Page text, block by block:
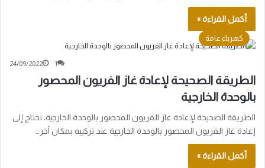
أكمل القراءة »
كهرباء عامة
24/09/2022 1
الطريقة الصحيحة لإعادة غاز الفريون المحصور
بالوحدة الخارجية
الطريقة الصحيحة لإعادة غاز الفريون المحصور بالوحدة الخارجية، نحتاج إلى
إعادة غاز الفريون المحصور بالوحدة الخارجية عند تركيبه بمكان آخر…
أكمل القراءة »